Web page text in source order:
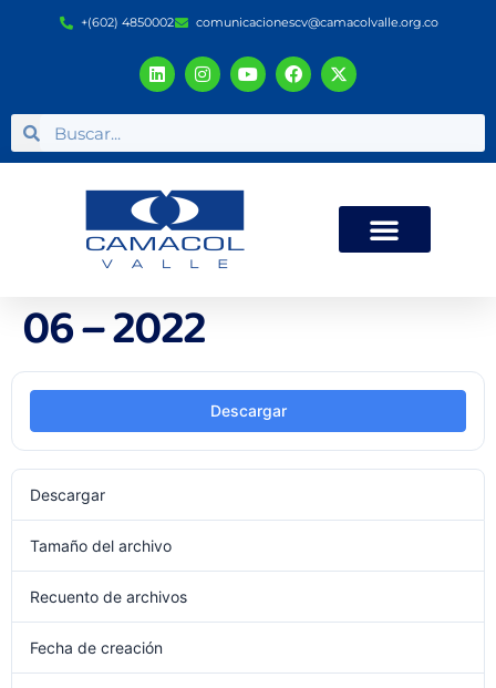
+(602) 4850002 comunicacionescv@camacolvalle.org.co
06 – 2022
Descargar
Descargar
Tamaño del archivo
Recuento de archivos
Fecha de creación